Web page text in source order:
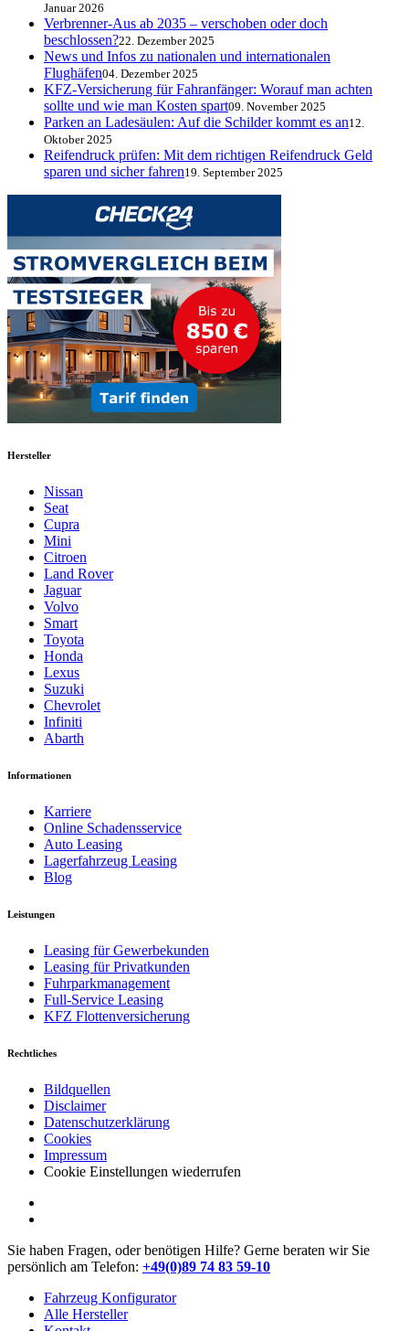
Januar 2026
Verbrenner-Aus ab 2035 – verschoben oder doch
beschlossen?22. Dezember 2025
News und Infos zu nationalen und internationalen
Flughäfen04. Dezember 2025
KFZ-Versicherung für Fahranfänger: Worauf man achten
sollte und wie man Kosten spart09. November 2025
Parken an Ladesäulen: Auf die Schilder kommt es an12.
Oktober 2025
Reifendruck prüfen: Mit dem richtigen Reifendruck Geld
sparen und sicher fahren19. September 2025
Hersteller
Nissan
Seat
Cupra
Mini
Citroen
Land Rover
Jaguar
Volvo
Smart
Toyota
Honda
Lexus
Suzuki
Chevrolet
Infiniti
Abarth
Informationen
Karriere
Online Schadensservice
Auto Leasing
Lagerfahrzeug Leasing
Blog
Leistungen
Leasing für Gewerbekunden
Leasing für Privatkunden
Fuhrparkmanagement
Full-Service Leasing
KFZ Flottenversicherung
Rechtliches
Bildquellen
Disclaimer
Datenschutzerklärung
Cookies
Impressum
Cookie Einstellungen wiederrufen
Sie haben Fragen, oder benötigen Hilfe? Gerne beraten wir Sie
persönlich am Telefon: +49(0)89 74 83 59-10
Fahrzeug Konfigurator
Alle Hersteller